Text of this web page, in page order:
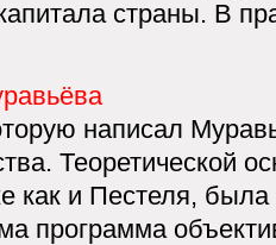
страны. В
написал
Теоретической
как и Пестеля, была
программа